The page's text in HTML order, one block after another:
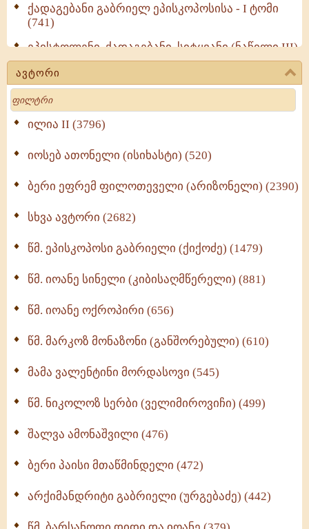
ქადაგებანი გაბრიელ ეპისკოპოსისა - I ტომი
(741)
ეპისტოლენი, ქადაგებანი, სიტყვანი (ნაწილი III)
(723)
მოძღვრის ძალზე სასარგებლო რჩევები
მრევლისათვის (545)
Wisdomge (514)
ქადაგებანი გაბრიელ ეპისკოპოსისა - II ტომი
სულიერი ცხოვრების სახელმძღვანელო -
ნაწილი II (369)
ავტორი
Search
ილია II (3796)
იოსებ ათონელი (ისიხასტი) (520)
ბერი ეფრემ ფილოთეველი (არიზონელი) (2390)
სხვა ავტორი (2682)
წმ. ეპისკოპოსი გაბრიელი (ქიქოძე) (1479)
წმ. იოანე სინელი (კიბისაღმწერელი) (881)
წმ. იოანე ოქროპირი (656)
წმ. მარკოზ მონაზონი (განშორებული) (610)
მამა ვალენტინი მორდასოვი (545)
წმ. ნიკოლოზ სერბი (ველიმიროვიჩი) (499)
შალვა ამონაშვილი (476)
ბერი პაისი მთაწმინდელი (472)
არქიმანდრიტი გაბრიელი (ურგებაძე) (442)